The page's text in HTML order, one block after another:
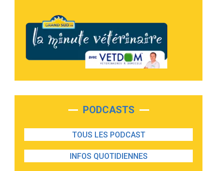
PODCASTS
TOUS LES PODCAST
INFOS QUOTIDIENNES